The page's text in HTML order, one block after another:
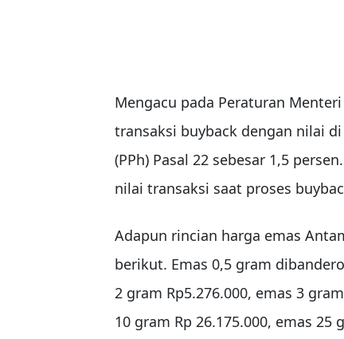
Mengacu pada Peraturan
transaksi buyback dengan nilai
(PPh) Pasal 22 sebesar 1,5
nilai transaksi saat proses
Adapun rincian harga emas
berikut. Emas 0,5 gram
2 gram Rp5.276.000, emas 3
10 gram Rp 26.175.000, emas 25